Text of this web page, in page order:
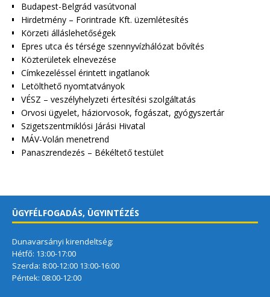
Budapest-Belgrád vasútvonal
Hirdetmény – Forintrade Kft. üzemlétesítés
Körzeti álláslehetőségek
Epres utca és térsége szennyvízhálózat bővítés
Közterületek elnevezése
Címkezeléssel érintett ingatlanok
Letölthető nyomtatványok
VÉSZ – veszélyhelyzeti értesítési szolgáltatás
Orvosi ügyelet, háziorvosok, fogászat, gyógyszertár
Szigetszentmiklósi Járási Hivatal
MÁV-Volán menetrend
Panaszrendezés – Békéltető testület
ÜGYFÉLFOGADÁS, ÜGYINTÉZÉS
Dunavarsányi kirendeltség:
Hétfő: 13:00-17:00
Szerda: 8:00-12:00 13:00-16:00
Péntek: 08:00-12:00